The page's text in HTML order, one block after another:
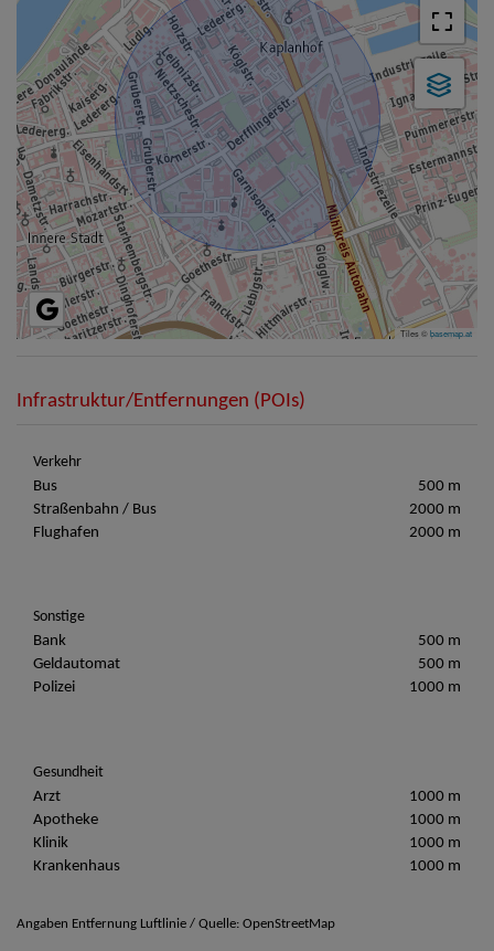
Tiles ©basemap.at
Infrastruktur/Entfernungen (POIs)
Verkehr
Bus
500 m
Straßenbahn / Bus
2000 m
Flughafen
2000 m
Sonstige
Bank
500 m
Geldautomat
500 m
Polizei
1000 m
Gesundheit
Arzt
1000 m
Apotheke
1000 m
Klinik
1000 m
Krankenhaus
1000 m
Angaben Entfernung Luftlinie / Quelle: OpenStreetMap